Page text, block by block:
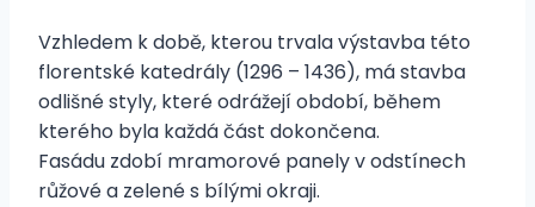
Vzhledem k době, kterou trvala výstavba této
florentské katedrály (1296 – 1436), má stavba
odlišné styly, které odrážejí období, během
kterého byla každá část dokončena.
Fasádu zdobí mramorové panely v odstínech
růžové a zelené s bílými okraji.